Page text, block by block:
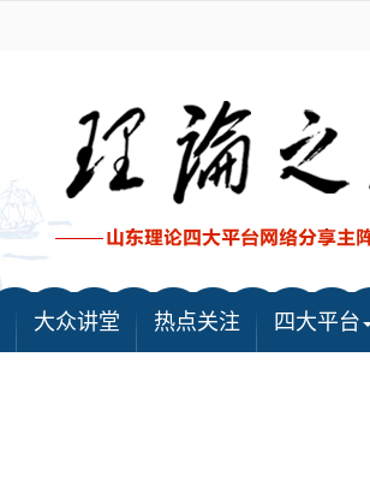
大众讲堂 热点关注 四大平台